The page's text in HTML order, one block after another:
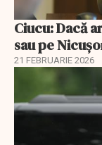
Ciucu: Dacă
sau pe
21 FEBRUARIE 2026